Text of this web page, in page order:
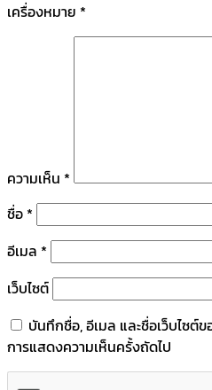
เครื่องหมาย *
ความเห็น *
ชื่อ *
อีเมล *
เว็บไซต์
บันทึกชื่อ, อีเมล และชื่อเว็บไซต์
การแสดงความเห็นครั้งถัดไป